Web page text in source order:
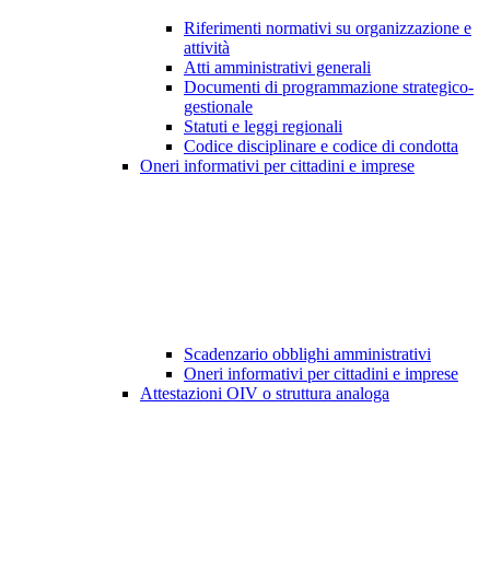
Riferimenti normativi su organizzazione e
attività
Atti amministrativi generali
Documenti di programmazione strategico-
gestionale
Statuti e leggi regionali
Codice disciplinare e codice di condotta
Oneri informativi per cittadini e imprese
Scadenzario obblighi amministrativi
Oneri informativi per cittadini e imprese
Attestazioni OIV o struttura analoga